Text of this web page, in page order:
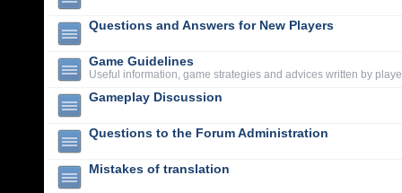
Questions and Answers for New Players
Game Guidelines
Useful information, game strategies and advices written by
Gameplay Discussion
Questions to the Forum Administration
Mistakes of translation